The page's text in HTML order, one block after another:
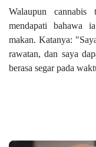
Walaupun cannabis
mendapati bahawa
makan. Katanya:
rawatan, dan saya
berasa segar pada